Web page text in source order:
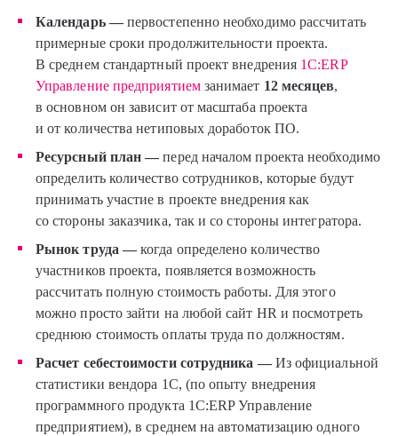
Календарь — первостепенно необходимо рассчитать
примерные сроки продолжительности проекта.
В среднем стандартный проект внедрения 1С:ERP
Управление предприятием занимает 12 месяцев,
в основном он зависит от масштаба проекта
и от количества нетиповых доработок ПО.
Ресурсный план — перед началом проекта необходимо
определить количество сотрудников, которые будут
принимать участие в проекте внедрения как
со стороны заказчика, так и со стороны интегратора.
Рынок труда — когда определено количество
участников проекта, появляется возможность
рассчитать полную стоимость работы. Для этого
можно просто зайти на любой сайт HR и посмотреть
среднюю стоимость оплаты труда по должностям.
Расчет себестоимости сотрудника —Из официальной
статистики вендора 1С, (по опыту внедрения
программного продукта 1C:ERP Управление
предприятием), в среднем на автоматизацию одного